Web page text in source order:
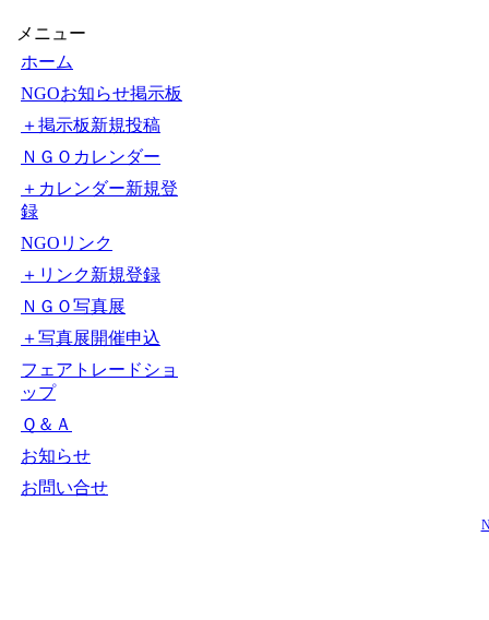
メニュー
ホーム
NGOお知らせ掲示板
＋掲示板新規投稿
ＮＧＯカレンダー
＋カレンダー新規登
録
NGOリンク
＋リンク新規登録
ＮＧＯ写真展
＋写真展開催申込
フェアトレードショ
ップ
Ｑ＆Ａ
お知らせ
お問い合せ